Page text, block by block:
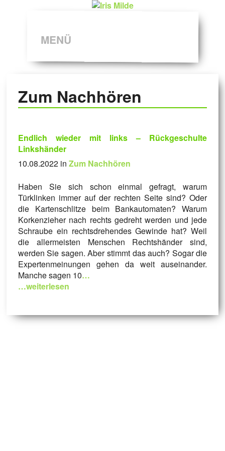
MENÜ
Zum Nachhören
Endlich wieder mit links – Rückgeschulte
Linkshänder
10.08.2022 in Zum Nachhören
Haben Sie sich schon einmal gefragt, warum
Türklinken immer auf der rechten Seite sind? Oder
die Kartenschlitze beim Bankautomaten? Warum
Korkenzieher nach rechts gedreht werden und jede
Schraube ein rechtsdrehendes Gewinde hat? Weil
die allermeisten Menschen Rechtshänder sind,
werden Sie sagen. Aber stimmt das auch? Sogar die
Expertenmeinungen gehen da weit auseinander.
Manche sagen 10…
…weiterlesen